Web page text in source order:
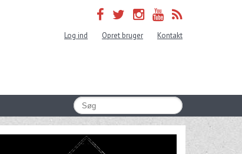
Log ind Opret bruger Kontakt